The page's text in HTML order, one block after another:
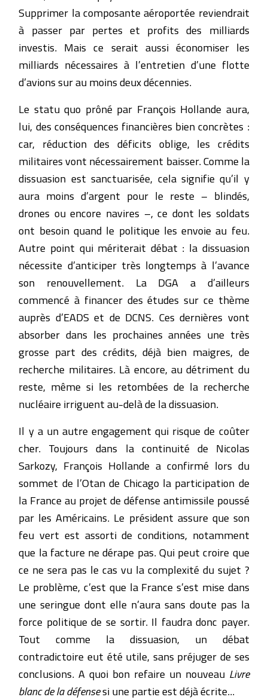
Supprimer la composante aéroportée reviendrait
à passer par pertes et profits des milliards
investis. Mais ce serait aussi économiser les
milliards nécessaires à l’entretien d’une flotte
d’avions sur au moins deux décennies.
Le statu quo prôné par François Hollande aura,
lui, des conséquences financières bien concrètes :
car, réduction des déficits oblige, les crédits
militaires vont nécessairement baisser. Comme la
dissuasion est sanctuarisée, cela signifie qu’il y
aura moins d’argent pour le reste – blindés,
drones ou encore navires –, ce dont les soldats
ont besoin quand le politique les envoie au feu.
Autre point qui mériterait débat : la dissuasion
nécessite d’anticiper très longtemps à l’avance
son renouvellement. La DGA a d’ailleurs
commencé à financer des études sur ce thème
auprès d’EADS et de DCNS. Ces dernières vont
absorber dans les prochaines années une très
grosse part des crédits, déjà bien maigres, de
recherche militaires. Là encore, au détriment du
reste, même si les retombées de la recherche
nucléaire irriguent au-delà de la dissuasion.
Il y a un autre engagement qui risque de coûter
cher. Toujours dans la continuité de Nicolas
Sarkozy, François Hollande a confirmé lors du
sommet de l’Otan de Chicago la participation de
la France au projet de défense antimissile poussé
par les Américains. Le président assure que son
feu vert est assorti de conditions, notamment
que la facture ne dérape pas. Qui peut croire que
ce ne sera pas le cas vu la complexité du sujet ?
Le problème, c’est que la France s’est mise dans
une seringue dont elle n’aura sans doute pas la
force politique de se sortir. Il faudra donc payer.
Tout comme la dissuasion, un débat
contradictoire eut été utile, sans préjuger de ses
conclusions. A quoi bon refaire un nouveau Livre
blanc de la défensesi une partie est déjà écrite...